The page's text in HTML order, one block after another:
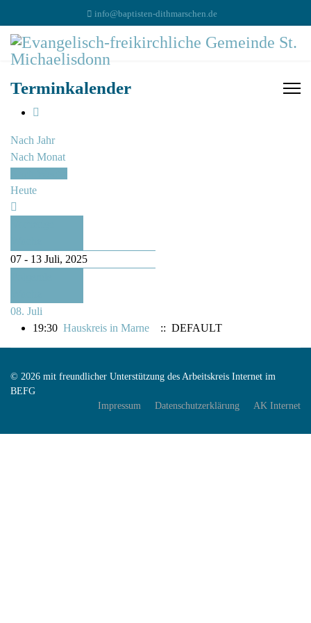
info@baptisten-dithmarschen.de
Terminkalender
Nach Jahr
Nach Monat
Heute
07 - 13 Juli, 2025
08. Juli
19:30 Hauskreis in Marne :: DEFAULT
© 2026 mit freundlicher Unterstützung des Arbeitskreis Internet im
BEFG
Impressum
Datenschutzerklärung AK Internet